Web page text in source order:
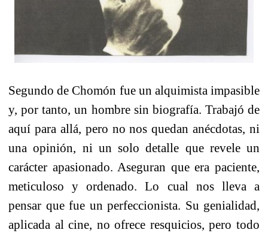
Segundo de Chomón fue un alquimista impasible
y, por tanto, un hombre sin biografía. Trabajó de
aquí para allá, pero no nos quedan anécdotas, ni
una opinión, ni un solo detalle que revele un
carácter apasionado. Aseguran que era paciente,
meticuloso y ordenado. Lo cual nos lleva a
pensar que fue un perfeccionista. Su genialidad,
aplicada al cine, no ofrece resquicios, pero todo